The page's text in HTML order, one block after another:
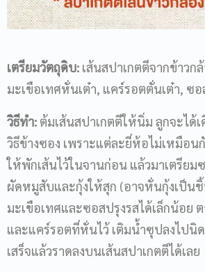
เตรียมวัตถุดิบ: เส้นสปาเกตตีจากข้าวก
มะเขือเทศหั่นเต๋า, แคร์รอตตั่นเต๋า, ซอ
วิธีทำ: ต้มเส้นสปาเกตตีให้นิ่ม ลูกจะได้
วิธีข้างซอง เพราะแต่ละยี่ห้อไม่เหมือน
ให้พักเส้นไว้ในจานก่อน แล้วมาเตรียม
ผัดหมูสับและกุ้งให้สุก (อาจหั่นกุ้งเป็นชิ้
มะเขือเทศและซอสปรุงรสได้เล็กน้อย
และแคร์รอตที่หั่นไว้ เติมน้ำซุปลงไปนิ
เสร็จแล้วราดลงบนเส้นสปาเกตตีได้เลย